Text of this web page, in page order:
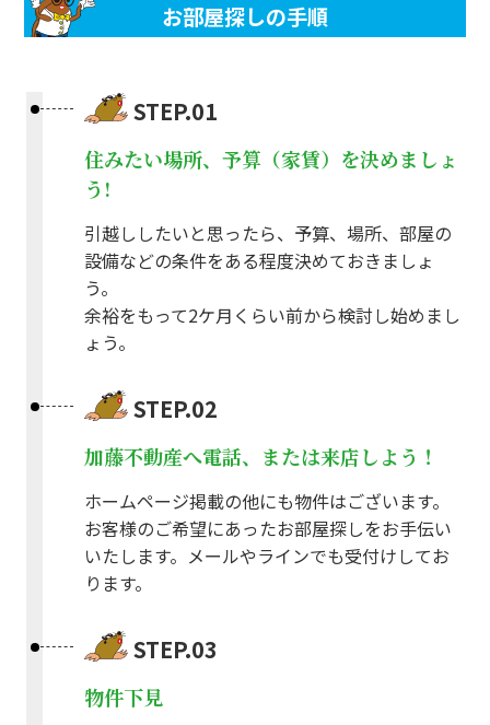
お部屋探しの手順
STEP.01
住みたい場所、予算（家賃）を決めましょ
う!
引越ししたいと思ったら、予算、場所、部屋の
設備などの条件をある程度決めておきましょ
う。
余裕をもって2ケ月くらい前から検討し始めまし
ょう。
STEP.02
加藤不動産へ電話、または来店しよう！
ホームページ掲載の他にも物件はございます。
お客様のご希望にあったお部屋探しをお手伝い
いたします。メールやラインでも受付けしてお
ります。
STEP.03
物件下見